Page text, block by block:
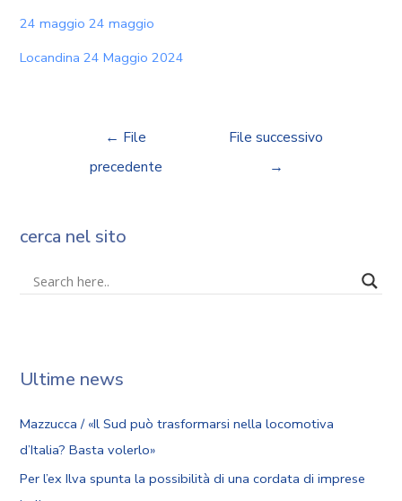
24 maggio 24 maggio
Locandina 24 Maggio 2024
← File
precedente
File successivo
→
cerca nel sito
Ultime news
Mazzucca / «Il Sud può trasformarsi nella locomotiva
d’Italia? Basta volerlo»
Per l’ex Ilva spunta la possibilità di una cordata di imprese